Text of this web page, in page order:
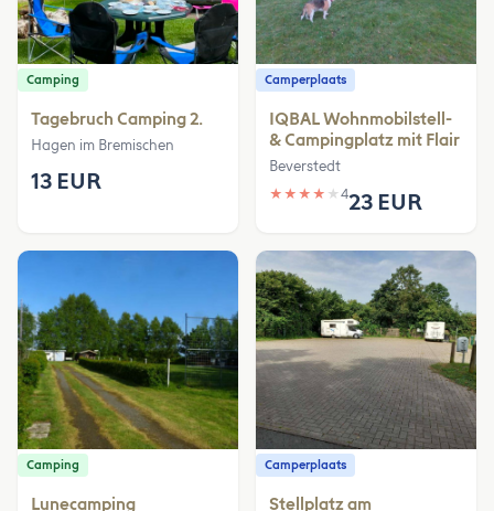
Camping
Tagebruch Camping 2.
Hagen im Bremischen
13 EUR
Camperplaats
IQBAL Wohnmobilstell-
& Campingplatz mit Flair
Beverstedt
★ ★ ★ ★ ★ 423 EUR
Camping
Lunecamping
Camperplaats
Stellplatz am